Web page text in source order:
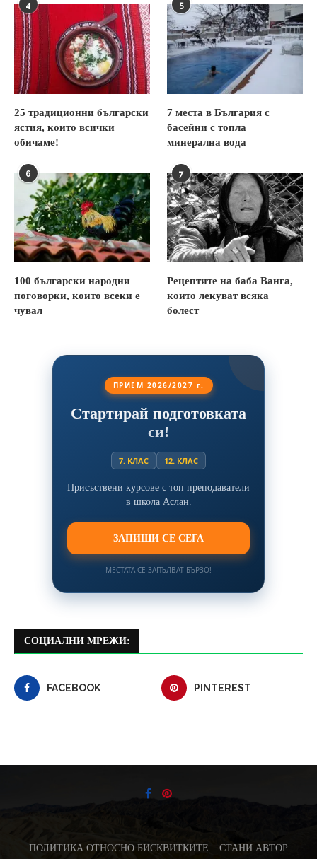
4
25 традиционни български
ястия, които всички
обичаме!
5
7 места в България с
басейни с топла
минерална вода
6
100 български народни
поговорки, които всеки е
чувал
7
Рецептите на баба Ванга,
които лекуват всяка
болест
ПРИЕМ 2026/2027 г.
Стартирай подготовката
си!
7. КЛАС 12. КЛАС
Присъствени курсове с топ преподаватели
в школа Аслан.
ЗАПИШИ СЕ СЕГА
МЕСТАТА СЕ ЗАПЪЛВАТ БЪРЗО!
СОЦИАЛНИ МРЕЖИ:
FACEBOOK PINTEREST
ПОЛИТИКА ОТНОСНО БИСКВИТКИТЕ СТАНИ АВТОР